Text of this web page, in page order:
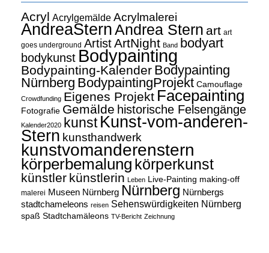
Acryl Acrylgemälde Acrylmalerei
AndreaSternAndrea Stern art art
goes underground ArtistArtNight Band bodyart
bodykunst Bodypainting
Bodypainting-Kalender Bodypainting
Nürnberg BodypaintingProjekt Camouflage
Crowdfunding Eigenes Projekt Facepainting
Fotografie Gemälde historische Felsengänge
Kalender2020 kunst Kunst-vom-anderen-
Stern kunsthandwerk
kunstvomanderenstern
körperbemalung körperkunst
künstler künstlerin Leben Live-Painting making-off
malerei Museen Nürnberg Nürnberg Nürnbergs
stadtchameleons reisen Sehenswürdigkeiten Nürnberg
spaß Stadtchamäleons TV-Bericht Zeichnung